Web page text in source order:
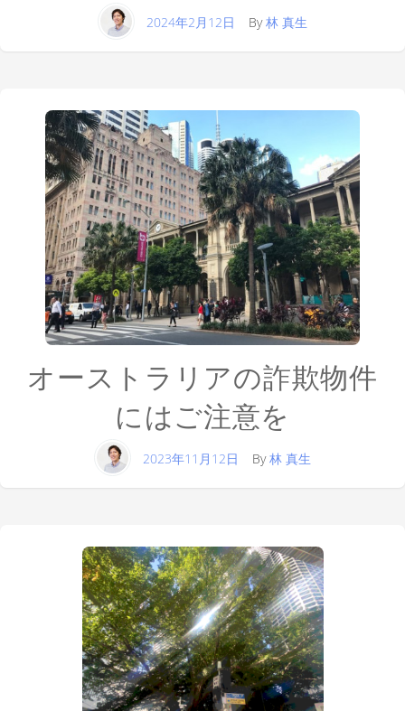
2024年2月12日 By林 真生
オーストラリアの詐欺物件
にはご注意を
2023年11月12日 By林 真生